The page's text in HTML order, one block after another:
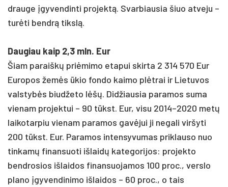
drauge įgyvendinti projektą. Svarbiausia šiuo atveju –
turėti bendrą tikslą.
Daugiau kaip 2,3 mln. Eur
Šiam paraiškų priėmimo etapui skirta 2 314 570 Eur
Europos žemės ūkio fondo kaimo plėtrai ir Lietuvos
valstybės biudžeto lėšų. Didžiausia paramos suma
vienam projektui – 90 tūkst. Eur, visu 2014–2020 metų
laikotarpiu vienam paramos gavėjui ji negali viršyti
200 tūkst. Eur. Paramos intensyvumas priklauso nuo
tinkamų finansuoti išlaidų kategorijos: projekto
bendrosios išlaidos finansuojamos 100 proc., verslo
plano įgyvendinimo išlaidos – 60 proc., o tais